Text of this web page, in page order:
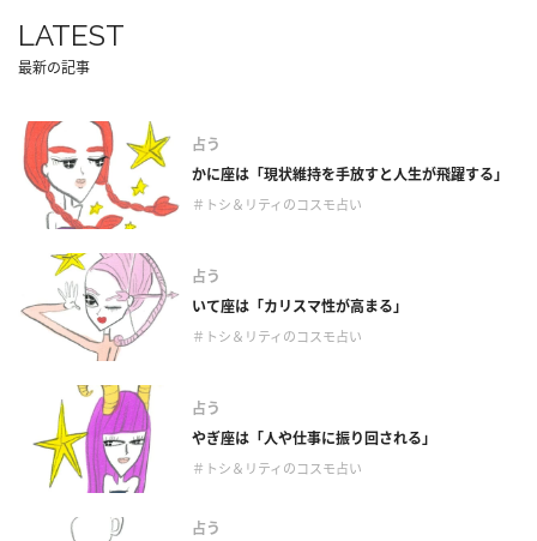
LATEST
最新の記事
占う
かに座は「現状維持を手放すと人生が飛躍する」
＃トシ＆リティのコスモ占い
占う
いて座は「カリスマ性が高まる」
＃トシ＆リティのコスモ占い
占う
やぎ座は「人や仕事に振り回される」
＃トシ＆リティのコスモ占い
占う